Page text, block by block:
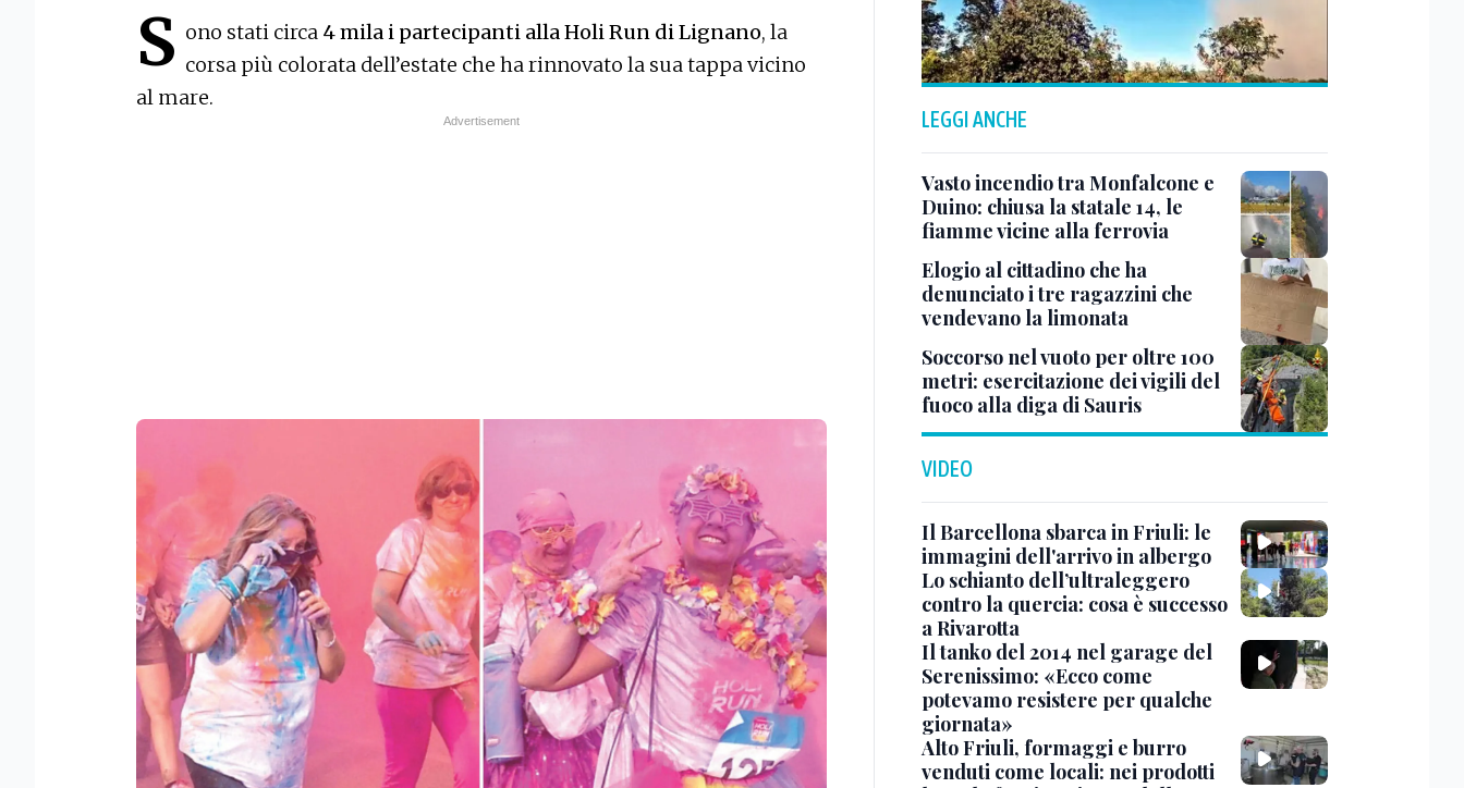
S ono stati circa 4 mila i partecipanti alla Holi Run di Lignano, la
corsa più colorata dell’estate che ha rinnovato la sua tappa vicino
al mare.
LEGGI ANCHE
Vasto incendio tra Monfalcone e
Duino: chiusa la statale 14, le
fiamme vicine alla ferrovia
Elogio al cittadino che ha
denunciato i tre ragazzini che
vendevano la limonata
Soccorso nel vuoto per oltre 100
metri: esercitazione dei vigili del
fuoco alla diga di Sauris
VIDEO
Il Barcellona sbarca in Friuli: le
immagini dell'arrivo in albergo
Lo schianto dell’ultraleggero
contro la quercia: cosa è successo
a Rivarotta
Il tanko del 2014 nel garage del
Serenissimo: «Ecco come
potevamo resistere per qualche
giornata»
Alto Friuli, formaggi e burro
venduti come locali: nei prodotti